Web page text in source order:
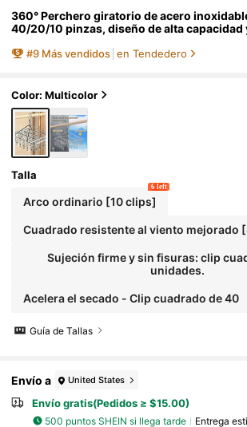
360° Perchero giratorio de acero
40/20/10 pinzas, diseño de alta capacidad
tines, ropa interior, toallas, adecuado para
ial para vacaciones
#9 Más vendidos en Tendedero
Color: Multicolor
Talla
Arco ordinario [10 clips]
6 left
Cuadrado resistente al viento mejorado
Sujeción firme y sin fisuras: clip
unidades.
Acelera el secado - Clip cuadrado de 40
Guía de Tallas
Envío a United States
Envío gratis(Pedidos ≥ $15.00)
500 puntos SHEIN si llega tarde Entrega